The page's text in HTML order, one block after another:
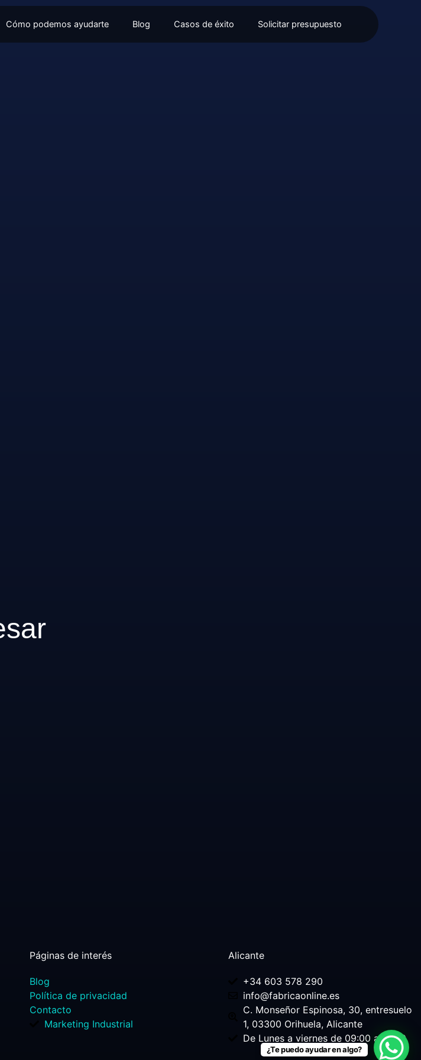
Cómo podemos ayudarte Blog Casos de éxito Solicitar presupuesto
Páginas de interés
Blog
Política de privacidad
Contacto
Marketing Industrial
Alicante
+34 603 578 290
info@fabricaonline.es
C. Monseñor Espinosa, 30, entresuelo
1, 03300 Orihuela, Alicante
De Lunes a viernes de 09:00 a 18:30
¿Te puedo ayudar en algo?